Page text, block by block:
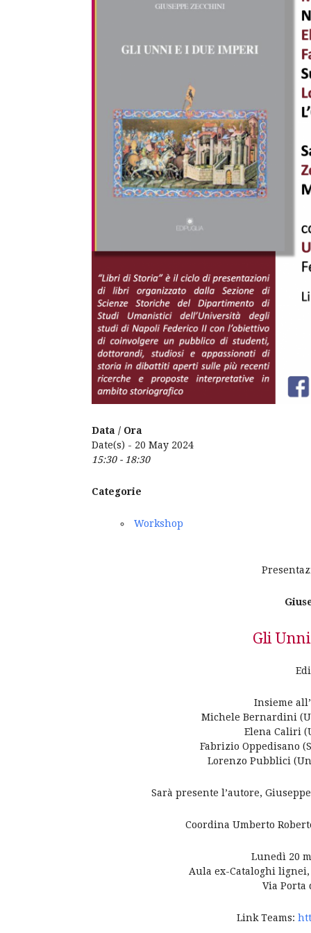
Data / Ora
Date(s) - 20 May 2024
15:30 - 18:30
Categorie
Workshop
Gli
Insieme
Michele Bernardini
Elena Caliri
Fabrizio Oppedisano
Lorenzo Pubblici
Sarà presente l’autore,
Coordina Umberto
Lunedì 20
Aula ex-Cataloghi
Via Porta
Link Teams: